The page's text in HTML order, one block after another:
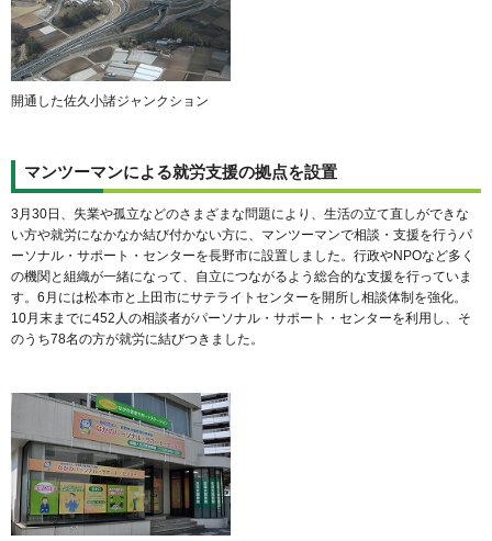
開通した佐久小諸ジャンクション
マンツーマンによる就労支援の拠点を設置
3月30日、失業や孤立などのさまざまな問題により、生活の立て直しができな
い方や就労になかなか結び付かない方に、マンツーマンで相談・支援を行うパ
ーソナル・サポート・センターを長野市に設置しました。行政やNPOなど多く
の機関と組織が一緒になって、自立につながるよう総合的な支援を行っていま
す。6月には松本市と上田市にサテライトセンターを開所し相談体制を強化。
10月末までに452人の相談者がパーソナル・サポート・センターを利用し、そ
のうち78名の方が就労に結びつきました。